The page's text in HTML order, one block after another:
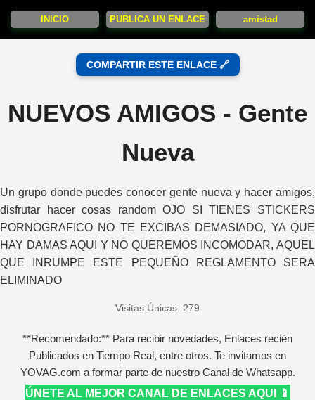
INICIO PUBLICA UN ENLACE amistad
COMPARTIR ESTE ENLACE 🔗
NUEVOS AMIGOS - Gente
Nueva
Un grupo donde puedes conocer gente nueva y hacer amigos,
disfrutar hacer cosas random OJO SI TIENES STICKERS
PORNOGRAFICO NO TE EXCIBAS DEMASIADO, YA QUE
HAY DAMAS AQUI Y NO QUEREMOS INCOMODAR, AQUEL
QUE INRUMPE ESTE PEQUEÑO REGLAMENTO SERA
ELIMINADO
Visitas Únicas: 279
**Recomendado:** Para recibir novedades, Enlaces recién
Publicados en Tiempo Real, entre otros. Te invitamos en
YOVAG.com a formar parte de nuestro Canal de Whatsapp.
ÚNETE AL MEJOR CANAL DE ENLACES AQUI 📱